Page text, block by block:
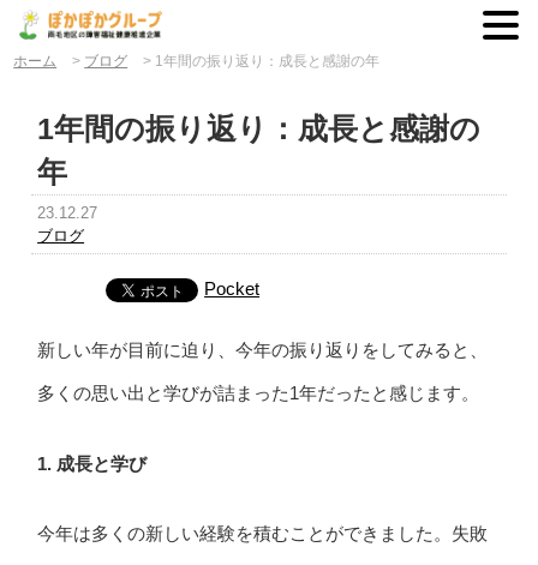
ホーム > ブログ > 1年間の振り返り：成長と感謝の年
1年間の振り返り：成長と感謝の
年
23.12.27
ブログ
Pocket
新しい年が目前に迫り、今年の振り返りをしてみると、
多くの思い出と学びが詰まった1年だったと感じます。
1. 成長と学び
今年は多くの新しい経験を積むことができました。失敗